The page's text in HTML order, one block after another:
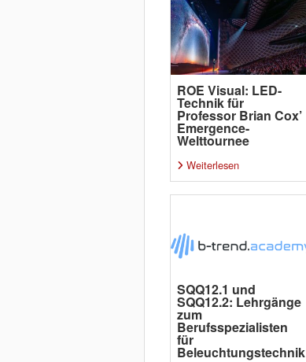
ROE Visual: LED-
Technik für
Professor Brian Cox’
Emergence-
Welttournee
Weiterlesen
SQQ12.1 und
SQQ12.2: Lehrgänge
zum
Berufsspezialisten
für
Beleuchtungstechnik